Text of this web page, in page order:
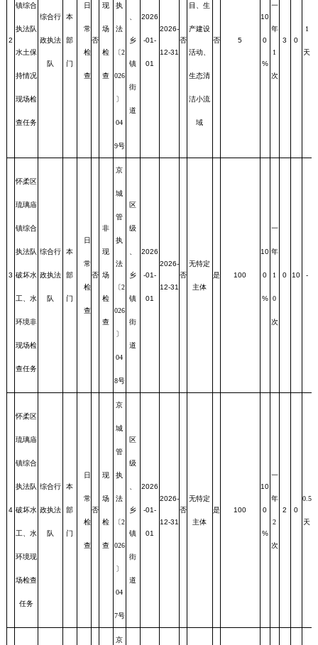
2
镇综合
执法队
水土保
持情况
现场检
查任务
综合行
政执法
队
本
部
门
日
常
检
查
否
现
场
检
查
执
法
〔2
026
〕
04
9号
乡
镇
街
道
2026
-01-
01
2026-
12-31
否
目、生
产建设
活动、
生态清
洁小流
域
否 5
10
0
%
一
年
1
次
3 0
1
天
3
怀柔区
琉璃庙
镇综合
执法队
破坏水
工、水
环境非
现场检
查任务
综合行
政执法
队
本
部
门
日
常
检
查
否
非
现
场
检
查
京
城
管
执
法
〔2
026
〕
04
8号
区
级
乡
镇
街
道
2026
-01-
01
2026-
12-31
否
无特定
主体
是 100
10
0
%
一
年
1
0
次
0 10 -
4
怀柔区
琉璃庙
镇综合
执法队
破坏水
工、水
环境现
场检查
任务
综合行
政执法
队
本
部
门
日
常
检
查
否
现
场
检
查
京
城
管
执
法
〔2
026
〕
04
7号
区
级
乡
镇
街
道
2026
-01-
01
2026-
12-31
否
无特定
主体
是 100
10
0
%
一
年
2
次
2 0
0.5
天
京